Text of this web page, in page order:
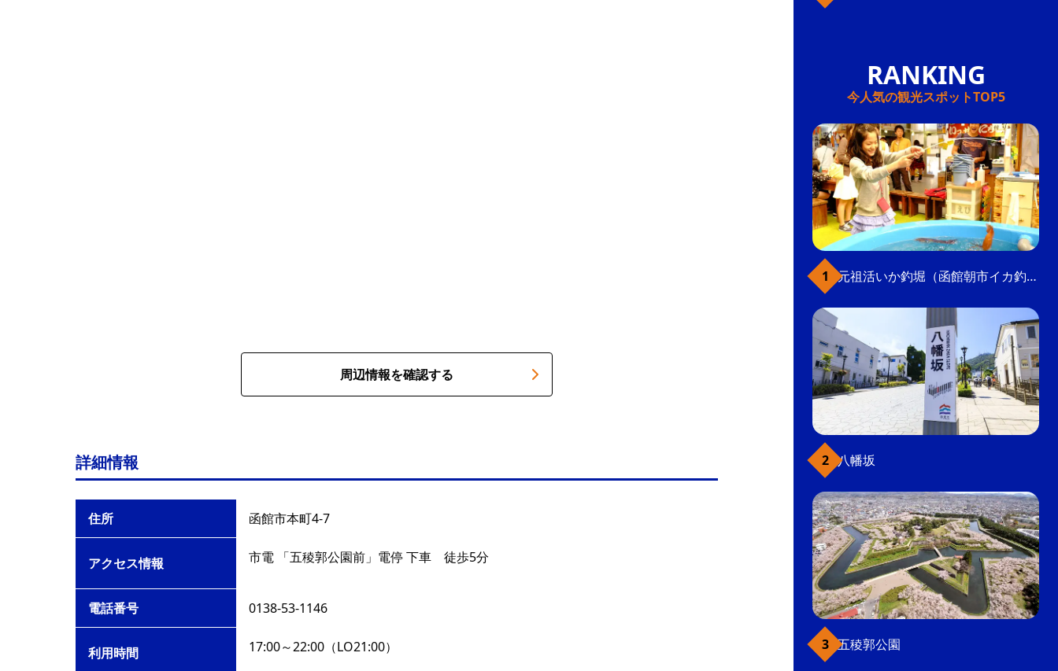
周辺情報を確認する
詳細情報
住所 函館市本町4-7
アクセス情報 市電 「五稜郭公園前」電停 下車 徒歩5分
電話番号 0138-53-1146
利用時間 17:00～22:00（LO21:00）
今人気の観光スポットTOP5
元祖活いか釣堀（函館朝市イカ釣り体験）
八幡坂
五稜郭公園